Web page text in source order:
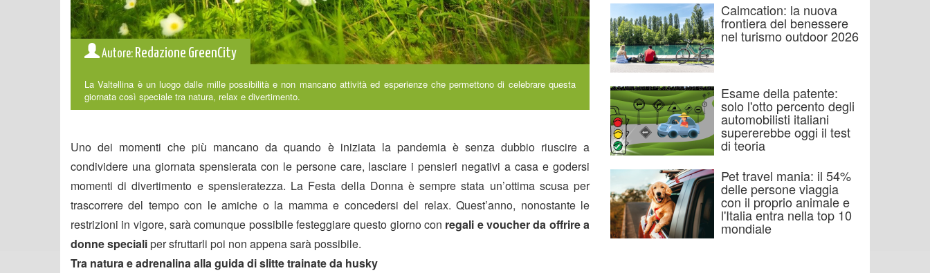
Autore: Redazione GreenCity
La Valtellina è un luogo dalle mille possibilità e non mancano attività ed esperienze che permettono di celebrare questa
giornata così speciale tra natura, relax e divertimento.
Uno dei momenti che più mancano da quando è iniziata la pandemia è senza dubbio riuscire a
condividere una giornata spensierata con le persone care, lasciare i pensieri negativi a casa e godersi
momenti di divertimento e spensieratezza. La Festa della Donna è sempre stata un’ottima scusa per
trascorrere del tempo con le amiche o la mamma e concedersi del relax. Quest’anno, nonostante le
restrizioni in vigore, sarà comunque possibile festeggiare questo giorno con regali e voucher da offrire a
donne specialiper sfruttarli poi non appena sarà possibile.
Tra natura e adrenalina alla guida di slitte trainate da husky
Calmcation: la nuova
frontiera del benessere
nel turismo outdoor 2026
Esame della patente:
solo l'otto percento degli
automobilisti italiani
supererebbe oggi il test
di teoria
Pet travel mania: il 54%
delle persone viaggia
con il proprio animale e
l'Italia entra nella top 10
mondiale